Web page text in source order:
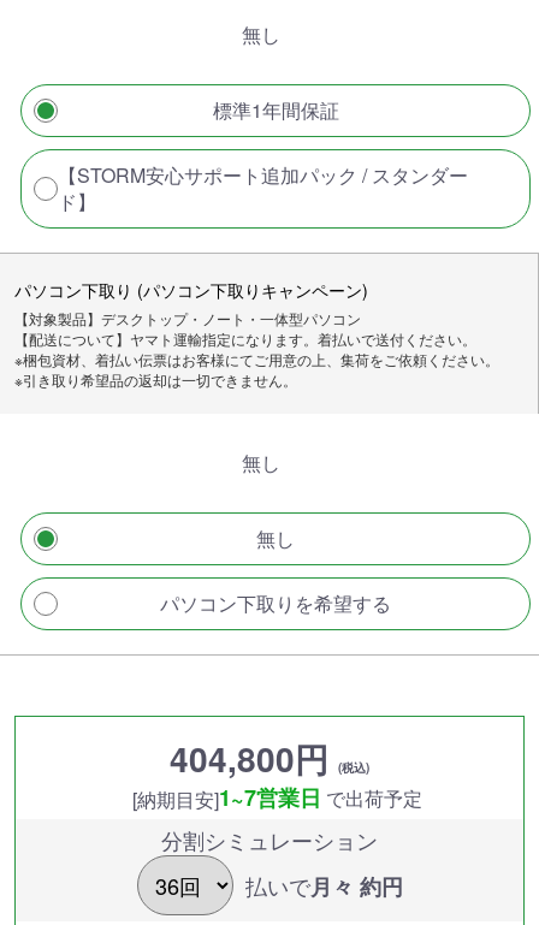
無し
標準1年間保証
【STORM安心サポート追加パック / スタンダー
ド】
パソコン下取り (パソコン下取りキャンペーン)
【対象製品】デスクトップ・ノート・一体型パソコン
【配送について】ヤマト運輸指定になります。着払いで送付ください。
※梱包資材、着払い伝票はお客様にてご用意の上、集荷をご依頼ください。
※引き取り希望品の返却は一切できません。
無し
無し
パソコン下取りを希望する
404,800円 (税込)
[納期目安]1~7営業日 で出荷予定
分割シミュレーション
払いで月々 約円